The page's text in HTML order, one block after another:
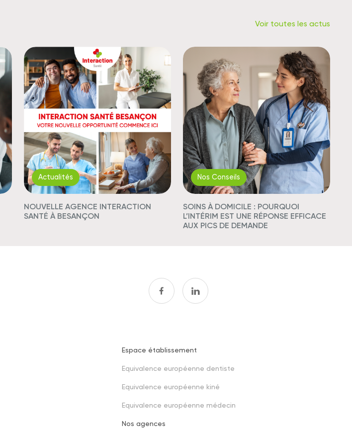
Voir toutes les actus
Actualités
NOUVELLE AGENCE INTERACTION
SANTÉ À BESANÇON
Nos Conseils
SOINS À DOMICILE : POURQUOI
L’INTÉRIM EST UNE RÉPONSE EFFICACE
AUX PICS DE DEMANDE
Footer
third
Espace établissement
Equivalence européenne dentiste
Equivalence européenne kiné
Equivalence européenne médecin
Nos agences